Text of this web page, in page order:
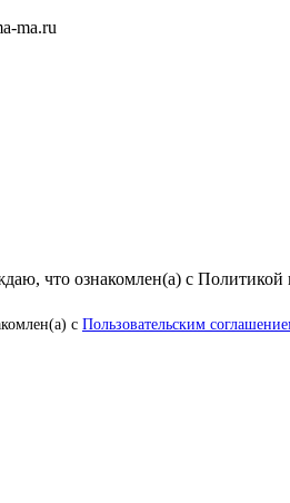
ma.ru
что ознакомлен(а) с
с Пользовательским